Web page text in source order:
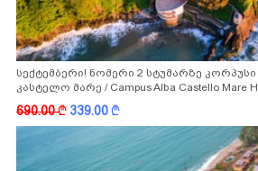
სექტემბერი! ნომერი 2 სტუმარზე
კასტელო მარე / Campus Alba Castello Mare
-სგან!
690.00k 339.00k